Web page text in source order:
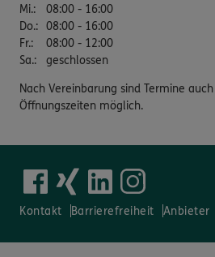
Mi.:
08:00 - 16:00
Do.: 08:00 - 16:00
Fr.:
08:00 - 12:00
Sa.: geschlossen
Nach Vereinbarung sind Termine
Öffnungszeiten möglich.
Kontakt Barrierefreiheit Anbieter